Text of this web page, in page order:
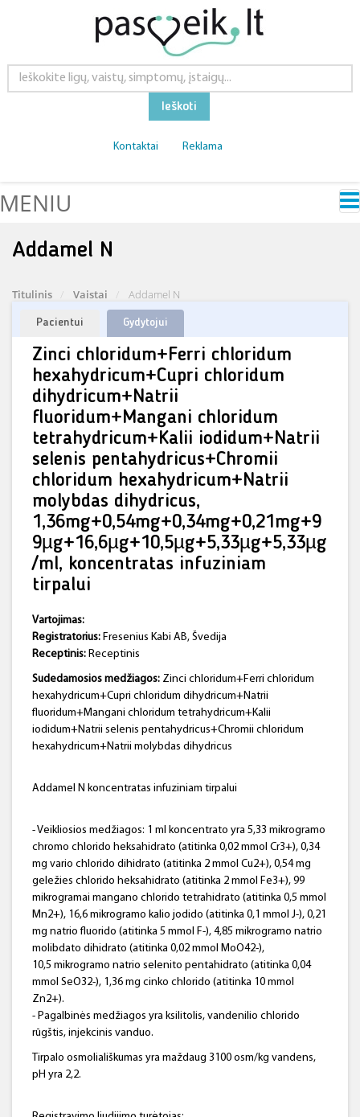
Ieškoti
Kontaktai Reklama
MENIU
Addamel N
Titulinis Vaistai Addamel N
Pacientui Gydytojui
Zinci chloridum+Ferri chloridum
hexahydricum+Cupri chloridum
dihydricum+Natrii
fluoridum+Mangani chloridum
tetrahydricum+Kalii iodidum+Natrii
selenis pentahydricus+Chromii
chloridum hexahydricum+Natrii
molybdas dihydricus,
1,36mg+0,54mg+0,34mg+0,21mg+9
9µg+16,6µg+10,5µg+5,33µg+5,33µg
/ml, koncentratas infuziniam
tirpalui
Vartojimas:
Registratorius: Fresenius Kabi AB, Švedija
Receptinis: Receptinis
Sudedamosios medžiagos: Zinci chloridum+Ferri chloridum
hexahydricum+Cupri chloridum dihydricum+Natrii
fluoridum+Mangani chloridum tetrahydricum+Kalii
iodidum+Natrii selenis pentahydricus+Chromii chloridum
hexahydricum+Natrii molybdas dihydricus
Addamel N koncentratas infuziniam tirpalui
- Veikliosios medžiagos: 1 ml koncentrato yra 5,33 mikrogramo
chromo chlorido heksahidrato (atitinka 0,02 mmol Cr3+), 0,34
mg vario chlorido dihidrato (atitinka 2 mmol Cu2+), 0,54 mg
geležies chlorido heksahidrato (atitinka 2 mmol Fe3+), 99
mikrogramai mangano chlorido tetrahidrato (atitinka 0,5 mmol
Mn2+), 16,6 mikrogramo kalio jodido (atitinka 0,1 mmol J-), 0,21
mg natrio fluorido (atitinka 5 mmol F-), 4,85 mikrogramo natrio
molibdato dihidrato (atitinka 0,02 mmol MoO42-),
10,5 mikrogramo natrio selenito pentahidrato (atitinka 0,04
mmol SeO32-), 1,36 mg cinko chlorido (atitinka 10 mmol
Zn2+).
- Pagalbinės medžiagos yra ksilitolis, vandenilio chlorido
rūgštis, injekcinis vanduo.
Tirpalo osmoliališkumas yra maždaug 3100 osm/kg vandens,
pH yra 2,2.